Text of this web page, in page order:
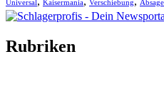
Universal Kaisermania Verschiebung Absage
Rubriken